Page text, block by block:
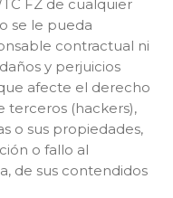
FZ de cualquier
se le pueda
contractual ni
y perjuicios
afecte el derecho
terceros (hackers),
o sus propiedades,
o fallo al
de sus contendidos